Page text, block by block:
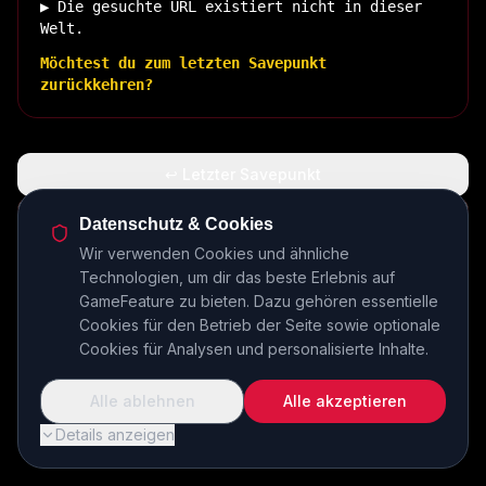
▶ Die gesuchte URL existiert nicht in dieser
Welt.
Möchtest du zum letzten Savepunkt
zurückkehren?
🏠 Zurück zur Basis
INSERT COIN TO CONTINUE...
Datenschutz & Cookies
Wir verwenden Cookies und ähnliche
Technologien, um dir das beste Erlebnis auf
GameFeature zu bieten. Dazu gehören essentielle
Cookies für den Betrieb der Seite sowie optionale
Cookies für Analysen und personalisierte Inhalte.
Details anzeigen
Alle ablehnen Alle akzeptieren